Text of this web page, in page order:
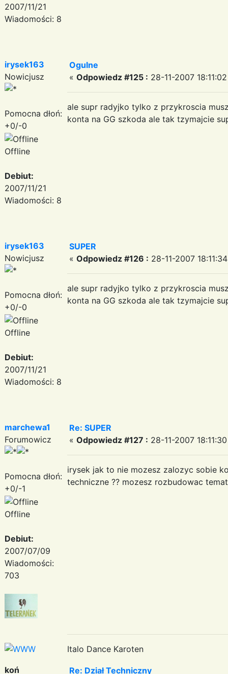
2007/11/21
Wiadomości: 8
irysek163
Nowicjusz
Pomocna dłoń:
+0/-0
Offline
Debiut:
2007/11/21
Wiadomości: 8
Ogulne
« Odpowiedz #125 : 28-11-2007
ale supr radyjko tylko z przykroscia
konta na GG szkoda ale tak tzymajcie
irysek163
Nowicjusz
Pomocna dłoń:
+0/-0
Offline
Debiut:
2007/11/21
Wiadomości: 8
SUPER
« Odpowiedz #126 : 28-11-2007
ale supr radyjko tylko z przykroscia
konta na GG szkoda ale tak tzymajcie
marchewa1
Forumowicz
Pomocna dłoń:
+0/-1
Offline
Debiut:
2007/07/09
Wiadomości:
703
Re: SUPER
« Odpowiedz #127 : 28-11-2007
irysek jak to nie mozesz zalozyc sobie
techniczne ?? mozesz rozbudowac
Italo Dance Karoten
koń Re: Dział Techniczny